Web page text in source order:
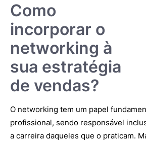
Como
incorporar o
networking à
sua estratégia
de vendas?
O networking tem um papel
profissional, sendo responsável
a carreira daqueles que o praticam.